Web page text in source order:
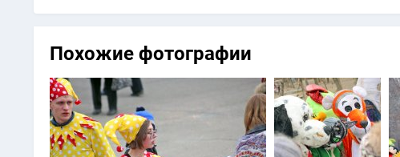
Похожие фотографии